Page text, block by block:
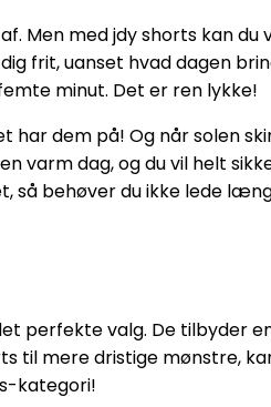
Men med jdy shorts kan
frit, uanset hvad dagen
minut. Det er ren lykke!
har dem på! Og når solen
varm dag, og du vil helt
så behøver du ikke lede
perfekte valg. De tilbyder
til mere dristige mønstre,
kategori!